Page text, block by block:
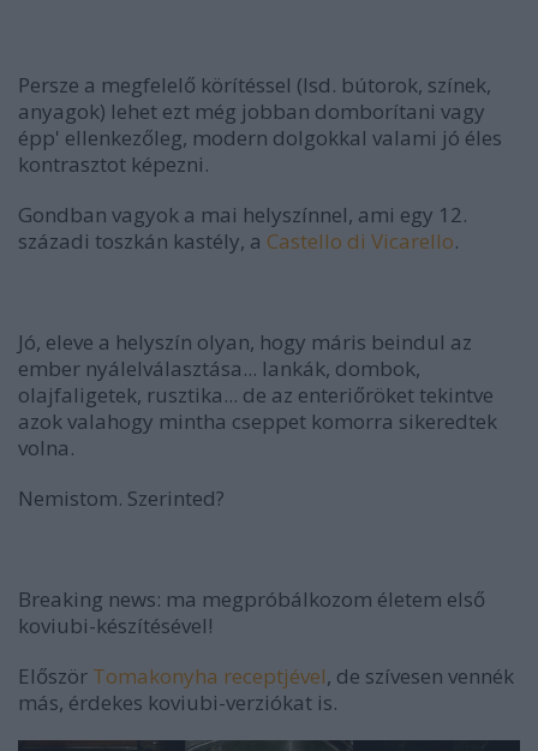
Persze a megfelelő körítéssel (lsd. bútorok, színek,
anyagok) lehet ezt még jobban domborítani vagy
épp' ellenkezőleg, modern dolgokkal valami jó éles
kontrasztot képezni.
Gondban vagyok a mai helyszínnel, ami egy 12.
századi toszkán kastély, a Castello di Vicarello.
Jó, eleve a helyszín olyan, hogy máris beindul az
ember nyálelválasztása... lankák, dombok,
olajfaligetek, rusztika... de az enteriőröket tekintve
azok valahogy mintha cseppet komorra sikeredtek
volna.
Nemistom. Szerinted?
Breaking news: ma megpróbálkozom életem első
koviubi-készítésével!
Először Tomakonyha receptjével, de szívesen vennék
más, érdekes koviubi-verziókat is.